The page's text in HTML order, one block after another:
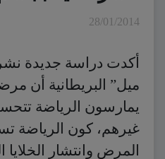
28/01/2014
أكدت دراسة جديدة
ميل” البريطانية أن
يمارسون الرياضة
غيرهم، كون الرياضة
المرض وانتشار